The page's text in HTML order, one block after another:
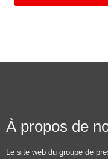
À propos de
Le site web du groupe de